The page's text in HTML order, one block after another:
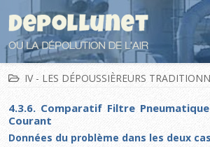
IV - LES DÉPOUSSIÈREURS
4.3.6. Comparatif Filtre
Courant
Données du problème dans les deux